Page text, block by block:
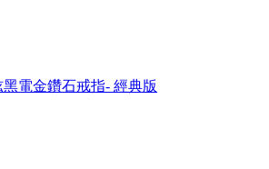
電金鑽石戒指- 經典版